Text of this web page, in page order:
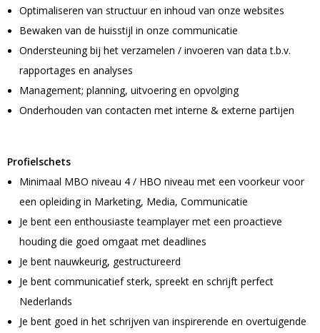
Gelegenheden
Geboorte pakketten
Onboardingpakketten
Giftcards concept
Veya Giftcard POPULAIR
Documentmappen
Overige kantoorartikelen
Duurzame technologie
Draadloze opladers
Powerbanks
Koptelefoons & oortjes
USB-Sticks
Telefoon & laptop accessoires
Chocoladerepen & Theesoorten geschenkpakketten
Pins & Buttons
Handdoeken & dekens
Sporthanddoeken
Fleece dekens
Bucket hats & vissershoedjes
Trucker caps
Snapbacks
Hoeden
Accessoires
Nekwarmers
Handschoenen
Thermos drinkbekers
Overige drinkwaren
Waterflesjes gevuld
Smoothies & sapflesjes
Glazen
Bidons
Tacx Bidons
Laptoptassen & hoezen
Documententassen
Business tassen overig
Koffers en Trolleys
Reistassen
Strandtassen
Overige tassen
Audio
Speakers
Hoofdtelefoons
Koptelefoons & oortjes
Klokken & Horloges
Diverse horloges
Klokken
Lollies
Snoep
Kauwgom
Snoeppotten met inhoud
Snoepblikken met inhoud
Snoepdoosjes
Snacks & zoutjes
Chips & Nootjes
Bureau benodigdheden
Bureau accessiores
Muismatten
Kubusblokken
Sticky notes
Groeipapier
Sleutelhangers
Denkspellen
Buitenspellen
Puzzels
Festivalartikelen
Keycords & lanyards
Polsbandjes
Oordopjes
Zonnebrillen
Slabbertjes & Rompers
Badjassen
Zonnebescherming
Zonnebrand crème
Aftersun
Optimaliseren van structuur en inhoud van onze websites
Bewaken van de huisstijl in onze communicatie
Ondersteuning bij het verzamelen / invoeren van data t.b.v.
rapportages en analyses
Management; planning, uitvoering en opvolging
Onderhouden van contacten met interne & externe partijen
Profielschets
Minimaal MBO niveau 4 / HBO niveau met een voorkeur voor
een opleiding in Marketing, Media, Communicatie
Je bent een enthousiaste teamplayer met een proactieve
houding die goed omgaat met deadlines
Je bent nauwkeurig, gestructureerd
Je bent communicatief sterk, spreekt en schrijft perfect
Nederlands
Je bent goed in het schrijven van inspirerende en overtuigende